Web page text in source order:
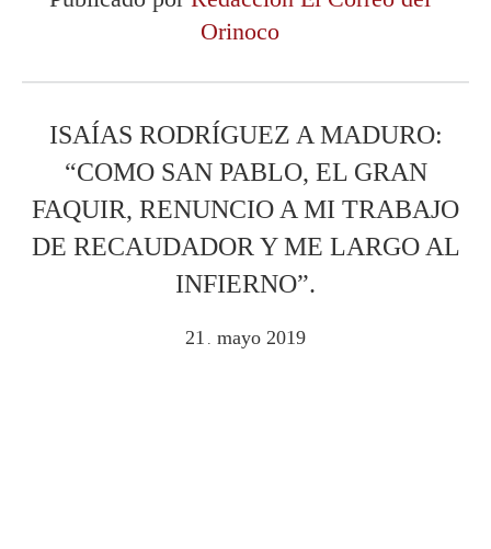
Orinoco
ISAÍAS RODRÍGUEZ A MADURO:
“COMO SAN PABLO, EL GRAN
FAQUIR, RENUNCIO A MI TRABAJO
DE RECAUDADOR Y ME LARGO AL
INFIERNO”.
21 mayo 2019